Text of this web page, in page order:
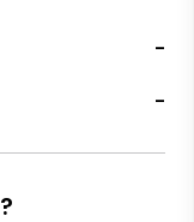
-
-